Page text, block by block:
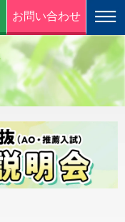
お問い合わせ